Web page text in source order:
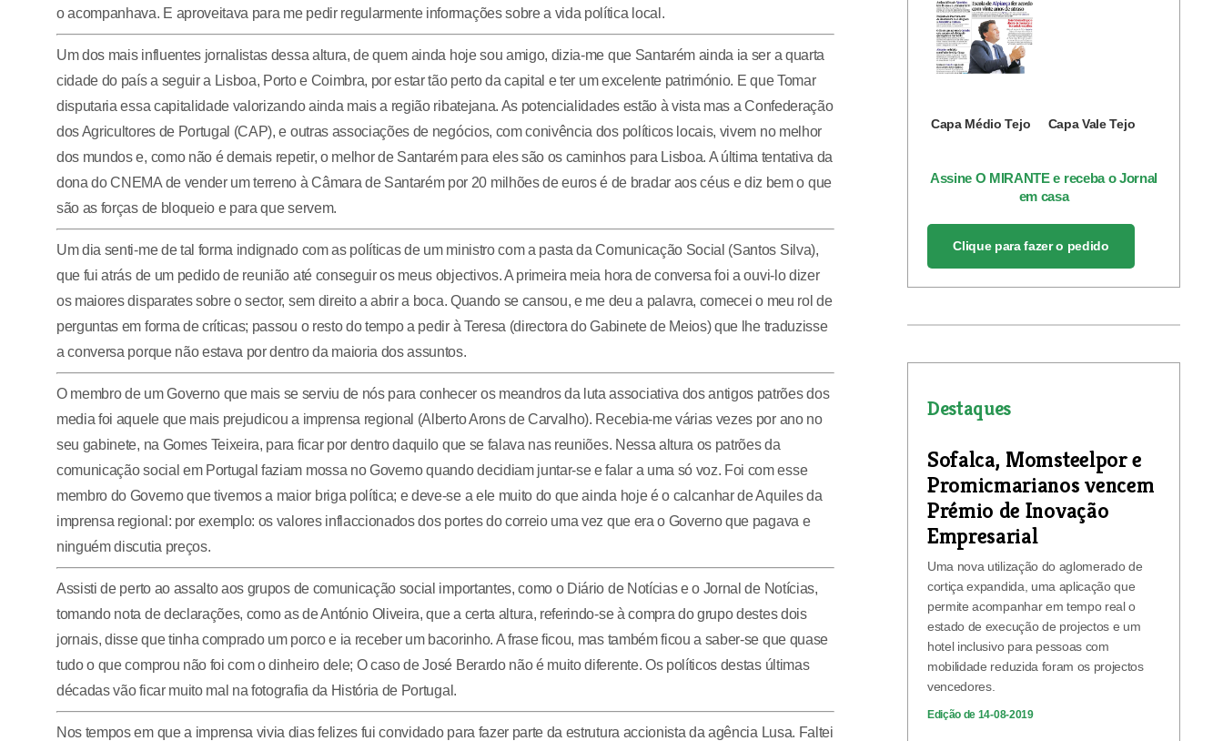
o acompanhava. E aproveitava para me pedir regularmente informações sobre a vida política local.
Um dos mais influentes jornalistas dessa altura, de quem ainda hoje sou amigo, dizia-me que Santarém ainda ia ser a quarta
cidade do país a seguir a Lisboa, Porto e Coimbra, por estar tão perto da capital e ter um excelente património. E que Tomar
disputaria essa capitalidade valorizando ainda mais a região ribatejana. As potencialidades estão à vista mas a Confederação
dos Agricultores de Portugal (CAP), e outras associações de negócios, com conivência dos políticos locais, vivem no melhor
dos mundos e, como não é demais repetir, o melhor de Santarém para eles são os caminhos para Lisboa. A última tentativa da
dona do CNEMA de vender um terreno à Câmara de Santarém por 20 milhões de euros é de bradar aos céus e diz bem o que
são as forças de bloqueio e para que servem.
Um dia senti-me de tal forma indignado com as políticas de um ministro com a pasta da Comunicação Social (Santos Silva),
que fui atrás de um pedido de reunião até conseguir os meus objectivos. A primeira meia hora de conversa foi a ouvi-lo dizer
os maiores disparates sobre o sector, sem direito a abrir a boca. Quando se cansou, e me deu a palavra, comecei o meu rol de
perguntas em forma de críticas; passou o resto do tempo a pedir à Teresa (directora do Gabinete de Meios) que lhe traduzisse
a conversa porque não estava por dentro da maioria dos assuntos.
O membro de um Governo que mais se serviu de nós para conhecer os meandros da luta associativa dos antigos patrões dos
media foi aquele que mais prejudicou a imprensa regional (Alberto Arons de Carvalho). Recebia-me várias vezes por ano no
seu gabinete, na Gomes Teixeira, para ficar por dentro daquilo que se falava nas reuniões. Nessa altura os patrões da
comunicação social em Portugal faziam mossa no Governo quando decidiam juntar-se e falar a uma só voz. Foi com esse
membro do Governo que tivemos a maior briga política; e deve-se a ele muito do que ainda hoje é o calcanhar de Aquiles da
imprensa regional: por exemplo: os valores inflaccionados dos portes do correio uma vez que era o Governo que pagava e
ninguém discutia preços.
Assisti de perto ao assalto aos grupos de comunicação social importantes, como o Diário de Notícias e o Jornal de Notícias,
tomando nota de declarações, como as de António Oliveira, que a certa altura, referindo-se à compra do grupo destes dois
jornais, disse que tinha comprado um porco e ia receber um bacorinho. A frase ficou, mas também ficou a saber-se que quase
tudo o que comprou não foi com o dinheiro dele; O caso de José Berardo não é muito diferente. Os políticos destas últimas
décadas vão ficar muito mal na fotografia da História de Portugal.
Nos tempos em que a imprensa vivia dias felizes fui convidado para fazer parte da estrutura accionista da agência Lusa. Faltei
Capa Médio Tejo Capa Vale Tejo
Assine O MIRANTE e receba o Jornal
em casa
Clique para fazer o pedido
Destaques
Sofalca, Momsteelpor e
Promicmarianos vencem
Prémio de Inovação
Empresarial
Uma nova utilização do aglomerado de
cortiça expandida, uma aplicação que
permite acompanhar em tempo real o
estado de execução de projectos e um
hotel inclusivo para pessoas com
mobilidade reduzida foram os projectos
vencedores.
Edição de 14-08-2019